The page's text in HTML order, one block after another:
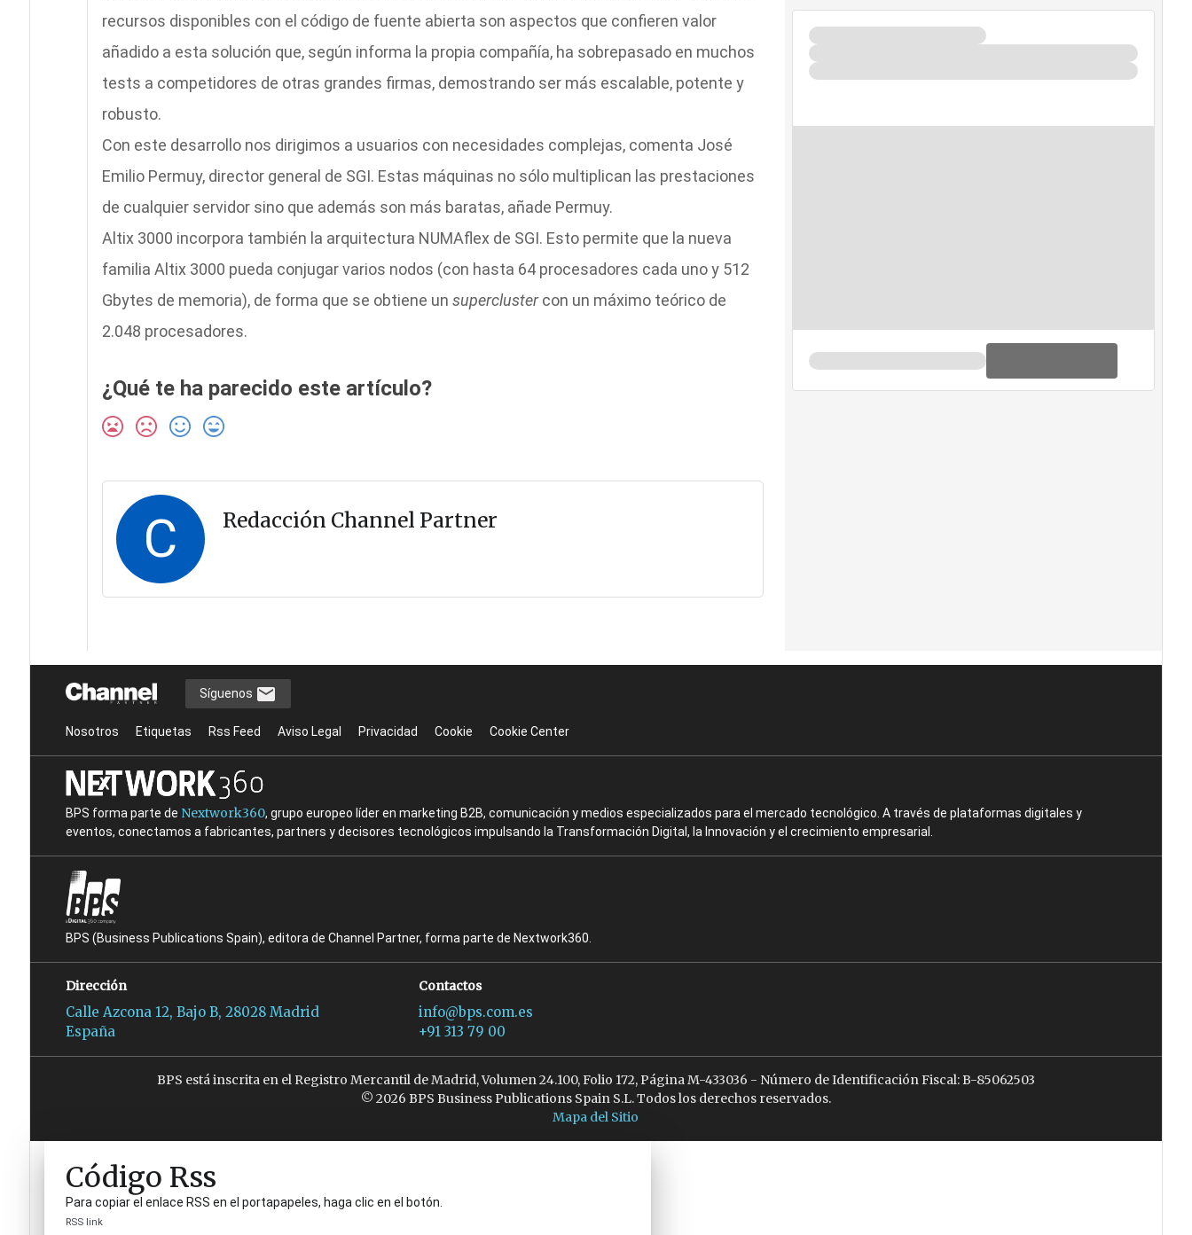
recursos disponibles con el código de fuente abierta son aspectos que confieren valor
añadido a esta solución que, según informa la propia compañía, ha sobrepasado en muchos
tests a competidores de otras grandes firmas, demostrando ser más escalable, potente y
robusto.
Con este desarrollo nos dirigimos a usuarios con necesidades complejas, comenta José
Emilio Permuy, director general de SGI. Estas máquinas no sólo multiplican las prestaciones
de cualquier servidor sino que además son más baratas, añade Permuy.
Altix 3000 incorpora también la arquitectura NUMAflex de SGI. Esto permite que la nueva
familia Altix 3000 pueda conjugar varios nodos (con hasta 64 procesadores cada uno y 512
Gbytes de memoria), de forma que se obtiene un superclustercon un máximo teórico de
2.048 procesadores.
¿Qué te ha parecido este artículo?
C Redacción Channel Partner
Síguenos
Nosotros Etiquetas Rss Feed Aviso Legal Privacidad Cookie Cookie Center
BPS forma parte de Nextwork360, grupo europeo líder en marketing B2B, comunicación y medios especializados para el mercado tecnológico. A través de plataformas digitales y
eventos, conectamos a fabricantes, partners y decisores tecnológicos impulsando la Transformación Digital, la Innovación y el crecimiento empresarial.
BPS (Business Publications Spain), editora de Channel Partner, forma parte de Nextwork360.
Dirección
Calle Azcona 12, Bajo B, 28028 Madrid
España
Contactos
info@bps.com.es
+91 313 79 00
BPS está inscrita en el Registro Mercantil de Madrid, Volumen 24.100, Folio 172, Página M-433036 - Número de Identificación Fiscal: B-85062503
© 2026 BPS Business Publications Spain S.L. Todos los derechos reservados.
Mapa del Sitio
Código Rss
Para copiar el enlace RSS en el portapapeles, haga clic en el botón.
RSS link